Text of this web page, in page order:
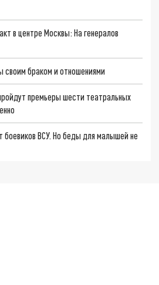
в центре Москвы: На генералов
своим браком и отношениями
премьеры шести театральных
боевиков ВСУ. Но беды для малышей не